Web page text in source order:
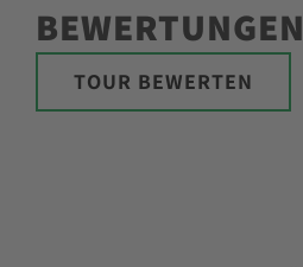
BEWERTUNGEN
TOUR BEWERTEN